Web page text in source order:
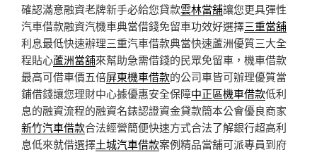
確認滿意融資老牌新手必給您貸款雲林當舖讓您更具彈性
汽車借款融資汽機車典當借錢免留車功效好選擇三重當舖
利息最低快速辦理三重汽車借款典當快速蘆洲優質三大全
程貼心蘆洲當舖來幫助急需借錢的民眾免留車，機車借款
最高可借車價五倍屏東機車借款的公司車皆可辦理優質當
鋪借錢讓您理財中心據優惠安全保障中正區機車借款低利
息的融資流程的融資名錶認證資金貸款簡本公會優良商家
新竹汽車借款合法經營簡便快速方式合法了解銀行超高利
息低來就借選擇土城汽車借款案例精品當舖可派專員到府